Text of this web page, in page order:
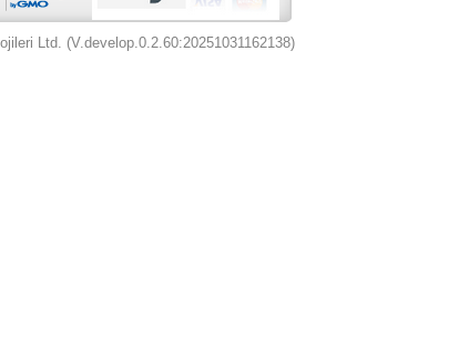
Ltd. (V.develop.0.2.60:20251031162138)